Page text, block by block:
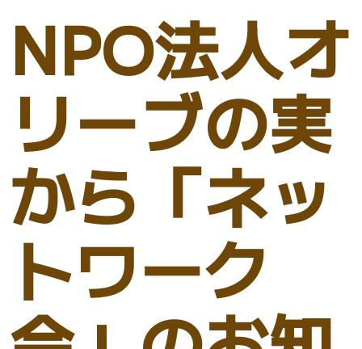
NPO法人オ
リーブの実
から「ネッ
トワーク